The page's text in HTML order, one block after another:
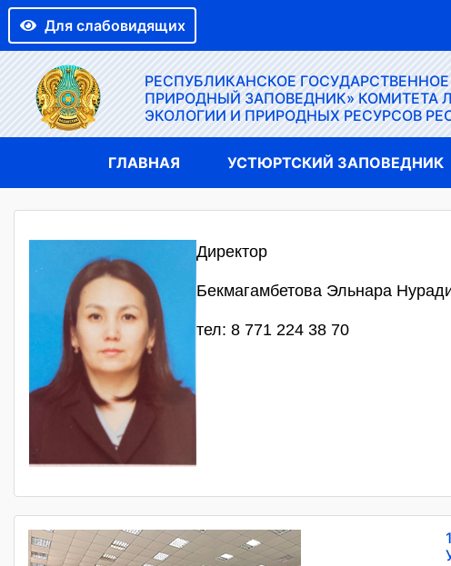
Для слабовидящих
РЕСПУБЛИКАНСКОЕ
ПРИРОДНЫЙ ЗАПОВЕДНИК» КОМИТЕТА
ЭКОЛОГИИ И ПРИРОДНЫХ РЕСУРСОВ
ГЛАВНАЯ УСТЮРТСКИЙ ЗАПОВЕДНИК
Директор
Бекмагамбетова Эльнара
тел: 8 771 224 38 70